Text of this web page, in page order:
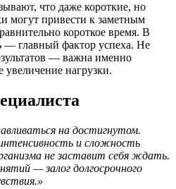
что даже короткие, но
могут привести к заметным
короткое время. В
— главный фактор успеха. Не
— важна именно
увеличение нагрузки.
на достигнутом.
и сложность
не заставит себя ждать.
— залог долгосрочного